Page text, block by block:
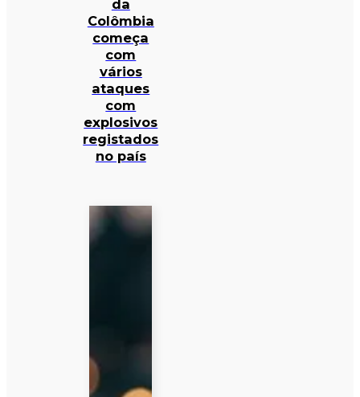
da
Colômbia
começa
com
vários
ataques
com
explosivos
registados
no país